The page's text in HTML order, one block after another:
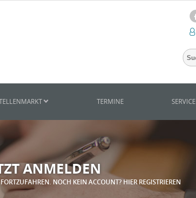
TERMINE SERVICE
ANMELDEN
NOCH KEIN ACCOUNT? HIER REGISTRIEREN